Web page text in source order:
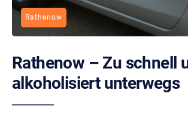
Rathenow
Rathenow – Zu schnell
alkoholisiert unterwegs